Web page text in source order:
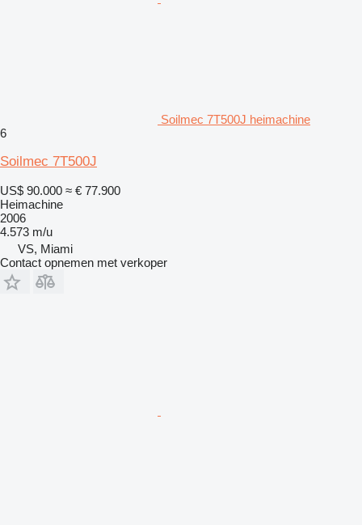
Soilmec 7T500J heimachine
6
Soilmec 7T500J
US$ 90.000 ≈ € 77.900
Heimachine
2006
4.573 m/u
VS, Miami
Contact opnemen met verkoper